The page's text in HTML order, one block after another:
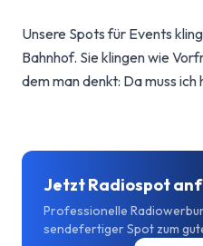
Unsere Spots für Events
Bahnhof. Sie klingen wie
dem man denkt: Da muss ich
Jetzt Radiospot
Professionelle
sendefertiger Spot zum